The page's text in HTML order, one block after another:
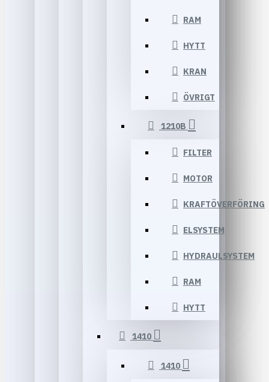
RAM
HYTT
KRAN
ÖVRIGT
1210B
FILTER
MOTOR
KRAFTÖVERFÖRING
ELSYSTEM
HYDRAULSYSTEM
RAM
HYTT
1410
1410